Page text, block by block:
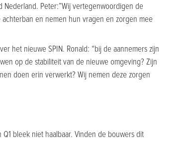
Nederland. Peter:”Wij vertegenwoordigen de
en nemen hun vragen en zorgen mee
het nieuwe SPIN. Ronald: “bij de aannemers zijn
op de stabiliteit van de nieuwe omgeving? Zijn
doen erin verwerkt? Wij nemen deze zorgen
bleek niet haalbaar. Vinden de bouwers dit